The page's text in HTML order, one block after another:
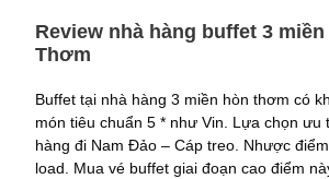
Review nhà hàng buffet 3
Thơm
Buffet tại nhà hàng 3 miền hòn thơm có
món tiêu chuẩn 5 * như Vin. Lựa chọn ưu
hàng đi Nam Đảo – Cáp treo. Nhược
load. Mua vé buffet giai đoạn cao điểm